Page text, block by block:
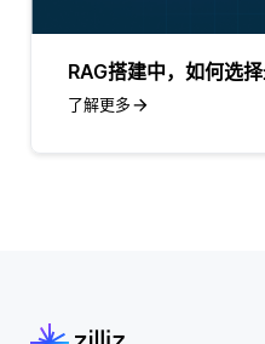
RAG搭建中，如何选
了解更多